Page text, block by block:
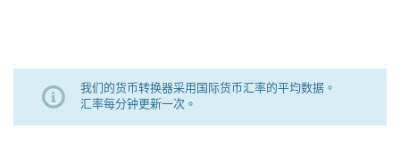
我们的货币转换器采用国际货币汇率的平均数据。
汇率每分钟更新一次。